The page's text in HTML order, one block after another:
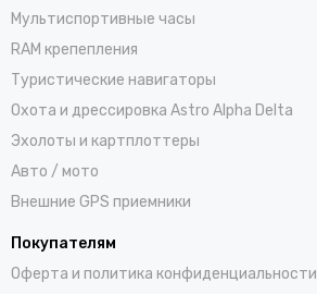
Мультиспортивные часы
RAM крепепления
Туристические навигаторы
Охота и дрессировка Astro Alpha Delta
Эхолоты и картплоттеры
Авто / мото
Внешние GPS приемники
Покупателям
Оферта и политика конфиденциальности